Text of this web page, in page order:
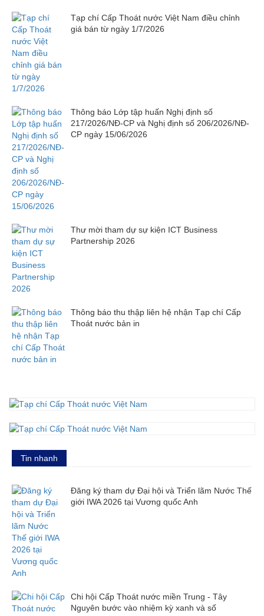
Tạp chí Cấp Thoát nước Việt Nam điều chỉnh
giá bán từ ngày 1/7/2026
Thông báo Lớp tập huấn Nghị định số
217/2026/NĐ-CP và Nghị định số 206/2026/NĐ-
CP ngày 15/06/2026
Thư mời tham dự sự kiện ICT Business
Partnership 2026
Thông báo thu thập liên hệ nhận Tạp chí Cấp
Thoát nước bản in
Tin nhanh
Đăng ký tham dự Đại hội và Triển lãm Nước Thế
giới IWA 2026 tại Vương quốc Anh
Chi hội Cấp Thoát nước miền Trung - Tây
Nguyên bước vào nhiệm kỳ xanh và số